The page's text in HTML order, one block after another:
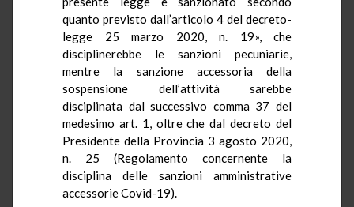
quanto previsto dall’articolo 4 del decreto-
legge 25 marzo 2020, n. 19», che
disciplinerebbe le sanzioni pecuniarie,
mentre la sanzione accessoria della
sospensione dell’attività sarebbe
disciplinata dal successivo comma 37 del
medesimo art. 1, oltre che dal decreto del
Presidente della Provincia 3 agosto 2020,
n. 25 (Regolamento concernente la
disciplina delle sanzioni amministrative
accessorie Covid-19).